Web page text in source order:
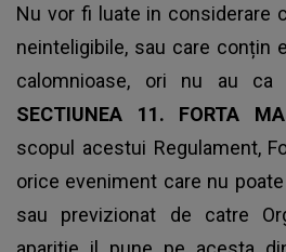
Nu vor fi luate in considerare
neinteligibile, sau care conțin
calomnioase, ori nu au ca
SECTIUNEA 11. FORTA
scopul acestui Regulament,
orice eveniment care nu
sau previzionat de catre